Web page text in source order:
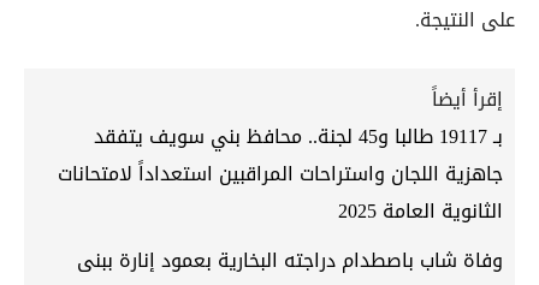
على النتيجة.
إقرأ أيضاً
بـ 19117 طالبا و45 لجنة.. محافظ بني سويف يتفقد
جاهزية اللجان واستراحات المراقبين استعداداً لامتحانات
الثانوية العامة 2025
وفاة شاب باصطدام دراجته البخارية بعمود إنارة ببنى